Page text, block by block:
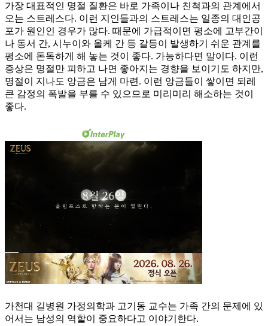
가장 대표적인 명절 질환은 바로 가족이나 친척과의 관계에서
오는 스트레스다. 이런 지인들과의 스트레스는 일종의 대인공
포가 원인인 경우가 많다. 때문에 가급적이면 평소에 고부간이
나 동서 간, 시누이와 올케 간 등 갈등이 발생하기 쉬운 관계를
평소에 돈독하게 해 놓는 것이 좋다. 가능하다면 말이다. 이런
증상은 명절만 피하고 나면 좋아지는 경향을 보이기도 하지만,
명절이 지나도 앙금은 남게 마련. 이런 앙금들이 쌓이면 되레
큰 감정의 폭발을 부를 수 있으므로 미리미리 해소하는 것이
좋다.
가천대 길병원 가정의학과 고기동 교수는 가족 간의 문제에 있
어서는 남성의 역할이 중요하다고 이야기한다.